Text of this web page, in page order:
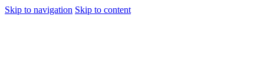
Skip to navigation Skip to content